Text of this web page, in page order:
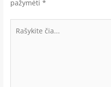
pažymėti*